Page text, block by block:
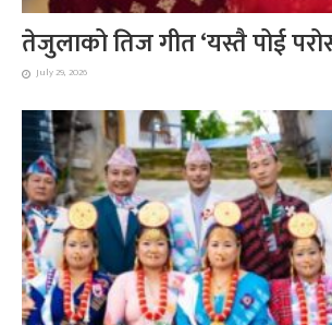
तेजुलाको तिज गीत ‘यस्तै पोई
July 29, 2026